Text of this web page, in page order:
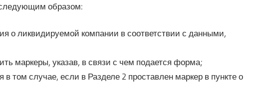
образом:
о ликвидируемой компании в соответствии с данными,
маркеры, указав, в связи с чем подается форма;
том случае, если в Разделе 2 проставлен маркер в пункте о